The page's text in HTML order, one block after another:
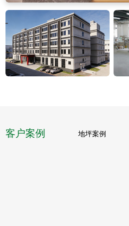
客户案例 地坪案例